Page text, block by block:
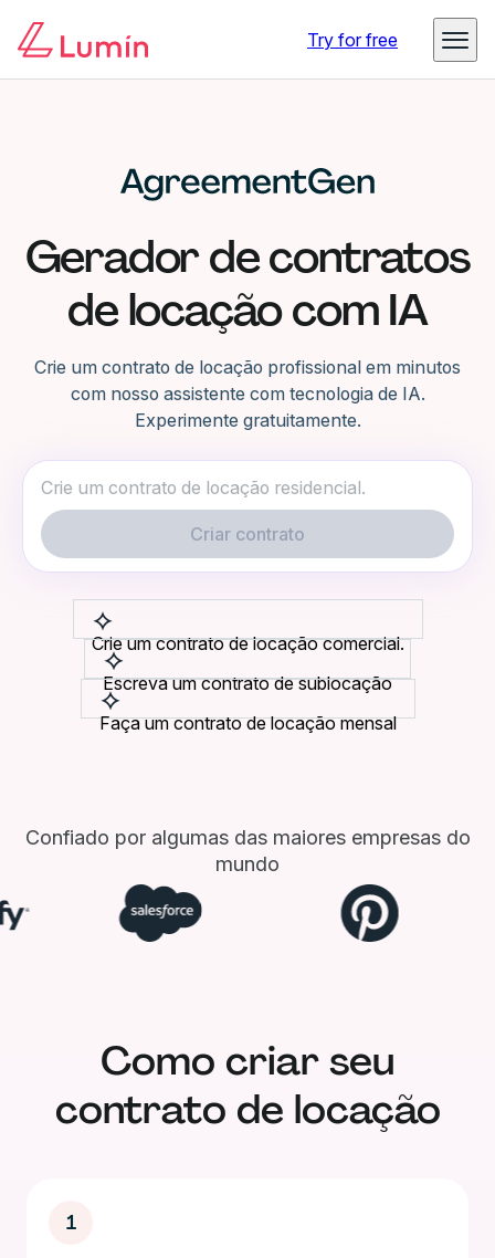
Try for free
Gerador de contratos
de locação com IA
Crie um contrato de locação profissional em minutos
com nosso assistente com tecnologia de IA.
Experimente gratuitamente.
Criar contrato
Crie um contrato de locação comercial.
Escreva um contrato de sublocação
Faça um contrato de locação mensal
Confiado por algumas das maiores empresas do
mundo
Como criar seu
contrato de locação
1